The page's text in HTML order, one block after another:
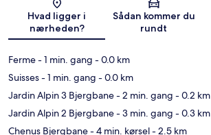
Kort
Hvad ligger i
nærheden?
Sådan kommer du
rundt
Ferme- 1 min. gang - 0.0 km
Suisses- 1 min. gang - 0.0 km
Jardin Alpin 3 Bjergbane- 2 min. gang - 0.2 km
Jardin Alpin 2 Bjergbane- 3 min. gang - 0.3 km
Chenus Bjergbane- 4 min. kørsel- 2.5 km